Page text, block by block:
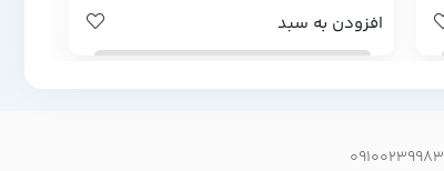
افزودن به سبد
09100239983